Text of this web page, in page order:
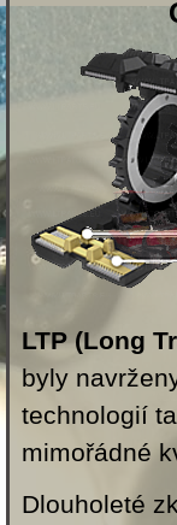
LTP (Long
byly
technologií
mimořádné
Dlouholeté